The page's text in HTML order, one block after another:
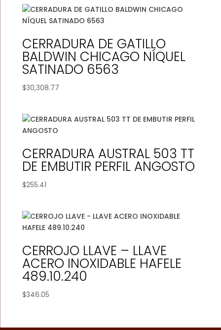
CERRADURA DE GATILLO
BALDWIN CHICAGO NÍQUEL
SATINADO 6563
$30,308.77
CERRADURA AUSTRAL 503 TT
DE EMBUTIR PERFIL ANGOSTO
$255.41
CERROJO LLAVE – LLAVE
ACERO INOXIDABLE HAFELE
489.10.240
$346.05